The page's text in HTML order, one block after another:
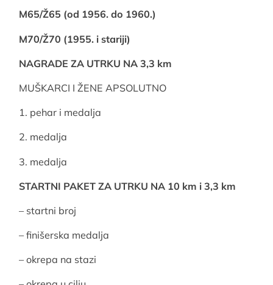
M65/Ž65 (od 1956. do 1960.)
M70/Ž70 (1955. i stariji)
NAGRADE ZA UTRKU NA 3,3 km
MUŠKARCI I ŽENE APSOLUTNO
1. pehar i medalja
2. medalja
3. medalja
STARTNI PAKET ZA UTRKU NA 10 km i 3,3 km
– startni broj
– finišerska medalja
– okrepa na stazi